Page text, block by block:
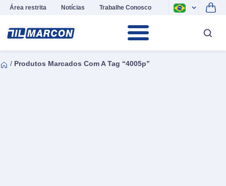
Área restrita Notícias Trabalhe Conosco
/ Produtos Marcados Com A Tag “4005p”